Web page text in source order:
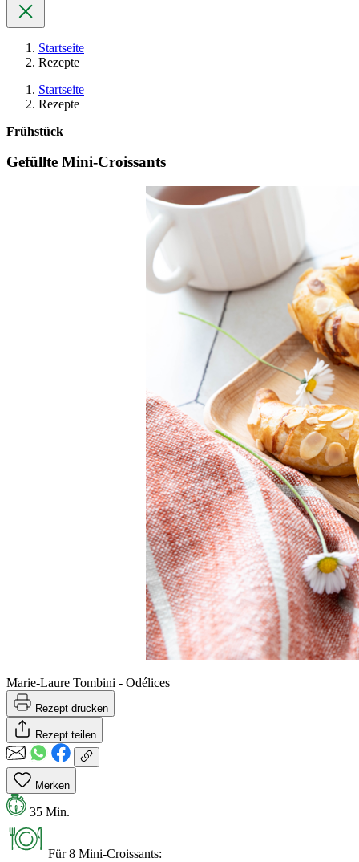
Startseite
Rezepte
Startseite
Rezepte
Frühstück
Gefüllte Mini-Croissants
Marie-Laure Tombini - Odélices
Rezept drucken
Rezept teilen
Merken
35 Min.
Für 8 Mini-Croissants: